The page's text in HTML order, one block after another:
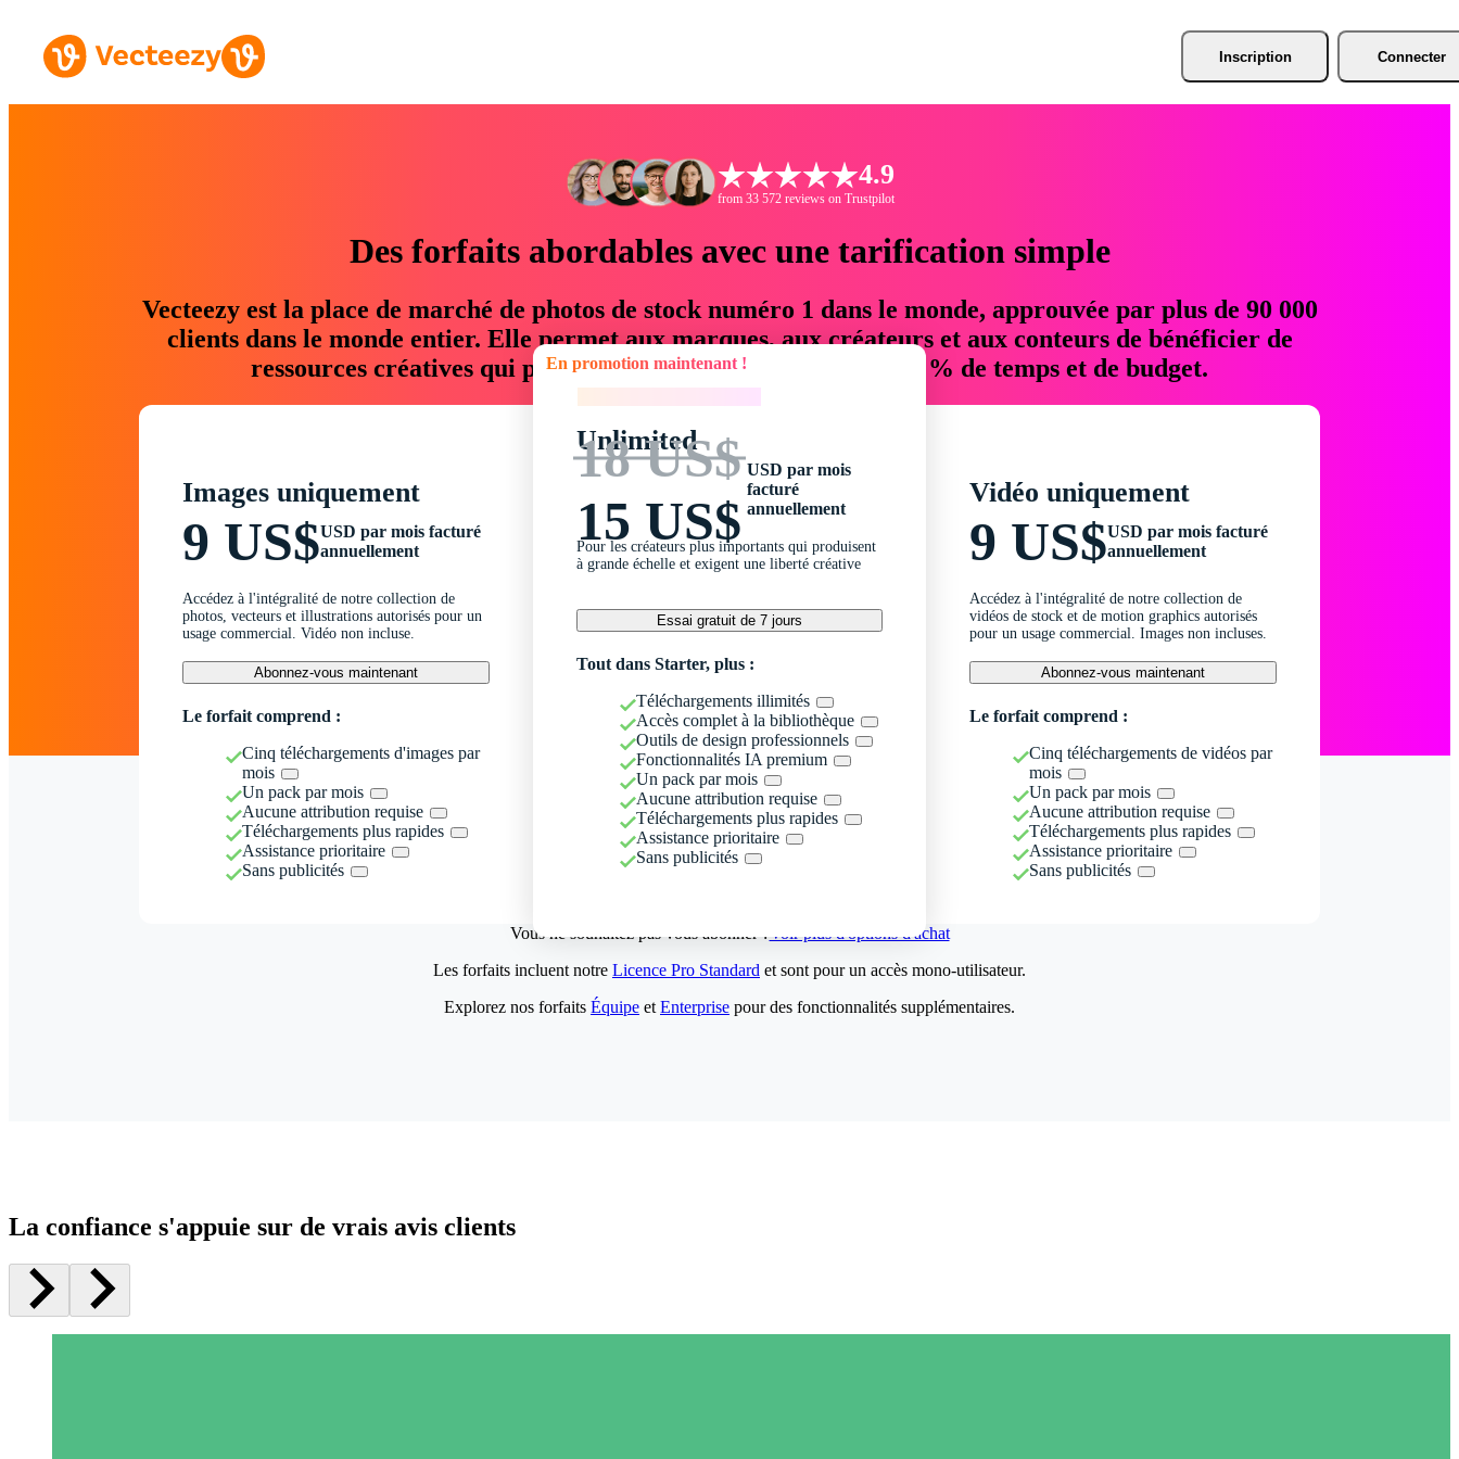
Inscription Connecter
4.9
from 33 572 reviews on Trustpilot
Des forfaits abordables avec une tarification simple
Vecteezy est la place de marché de photos de stock numéro 1 dans le monde, approuvée par plus de 90 000
clients dans le monde entier. Elle permet aux marques, aux créateurs et aux conteurs de bénéficier de
ressources créatives qui permettent d'économiser jusqu'à 76 % de temps et de budget.
Images uniquement
9 US$USD par mois facturé
annuellement
Accédez à l'intégralité de notre collection de
photos, vecteurs et illustrations autorisés pour un
usage commercial. Vidéo non incluse.
Abonnez-vous maintenant
Le forfait comprend :
Cinq téléchargements d'images par
mois
Un pack par mois
Aucune attribution requise
Téléchargements plus rapides
Assistance prioritaire
Sans publicités
En promotion maintenant !
Unlimited
18 US$
15 US$
USD par mois
facturé
annuellement
Pour les créateurs plus importants qui produisent
à grande échelle et exigent une liberté créative
Essai gratuit de 7 jours
Tout dans Starter, plus :
Téléchargements illimités
Accès complet à la bibliothèque
Outils de design professionnels
Fonctionnalités IA premium
Un pack par mois
Aucune attribution requise
Téléchargements plus rapides
Assistance prioritaire
Sans publicités
Vidéo uniquement
9 US$USD par mois facturé
annuellement
Accédez à l'intégralité de notre collection de
vidéos de stock et de motion graphics autorisés
pour un usage commercial. Images non incluses.
Abonnez-vous maintenant
Le forfait comprend :
Cinq téléchargements de vidéos par
mois
Un pack par mois
Aucune attribution requise
Téléchargements plus rapides
Assistance prioritaire
Sans publicités
Vous ne souhaitez pas vous abonner ?Voir plus d'options d'achat
Les forfaits incluent notre Licence Pro Standard et sont pour un accès mono-utilisateur.
Explorez nos forfaits Équipe et Enterprise pour des fonctionnalités supplémentaires.
La confiance s'appuie sur de vrais avis clients